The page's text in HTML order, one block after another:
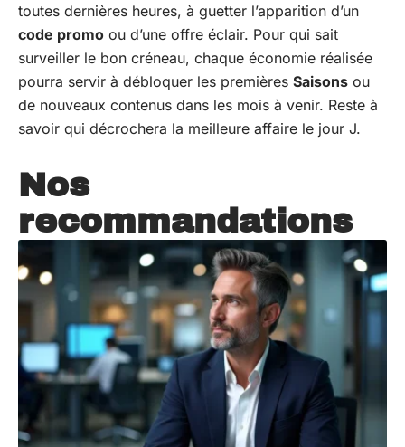
toutes dernières heures, à guetter l’apparition d’un
code promo ou d’une offre éclair. Pour qui sait
surveiller le bon créneau, chaque économie réalisée
pourra servir à débloquer les premières Saisons ou
de nouveaux contenus dans les mois à venir. Reste à
savoir qui décrochera la meilleure affaire le jour J.
Nos
recommandations